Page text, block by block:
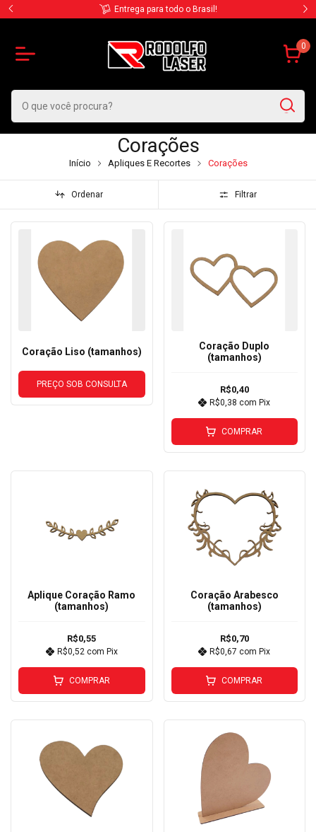
Contate-nos via WhatsApp
0
Corações
Início Apliques E Recortes Corações
Ordenar Filtrar
Coração Liso (tamanhos)
PREÇO SOB CONSULTA
Coração Duplo
(tamanhos)
R$0,40
R$0,38com Pix
COMPRAR
Aplique Coração Ramo
(tamanhos)
R$0,55
R$0,52 com Pix
COMPRAR
Coração Arabesco
(tamanhos)
R$0,70
R$0,67com Pix
COMPRAR